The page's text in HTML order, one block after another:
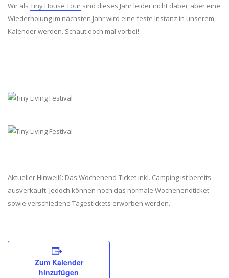
Wir als Tiny House Tour sind dieses Jahr leider nicht dabei, aber eine
Wiederholung im nächsten Jahr wird eine feste Instanz in unserem
Kalender werden. Schaut doch mal vorbei!
Aktueller Hinweiß: Das Wochenend-Ticket inkl. Camping ist bereits
ausverkauft. Jedoch können noch das normale Wochenendticket
sowie verschiedene Tagestickets erworben werden.
Zum Kalender
hinzufügen